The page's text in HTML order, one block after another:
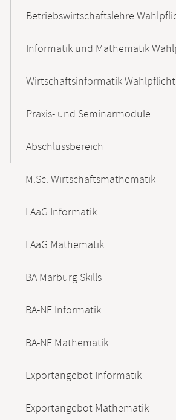
Betriebswirtschaftslehre
Informatik und Mathematik
Wirtschaftsinformatik
Praxis- und Seminarmodule
Abschlussbereich
M.Sc. Wirtschaftsmathematik
LAaG Informatik
LAaG Mathematik
BA Marburg Skills
BA-NF Informatik
BA-NF Mathematik
Exportangebot Informatik
Exportangebot Mathematik